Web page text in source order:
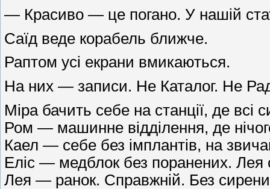
— Красиво — це погано. У нашій
Саїд веде корабель ближче.
Раптом усі екрани вмикаються.
На них — записи. Не Каталог. Не
Міра бачить себе на станції, де всі
Ром — машинне відділення, де
Каел — себе без імплантів, на
Еліс — медблок без поранених. Лея
Лея — ранок. Справжній. Без сирени.